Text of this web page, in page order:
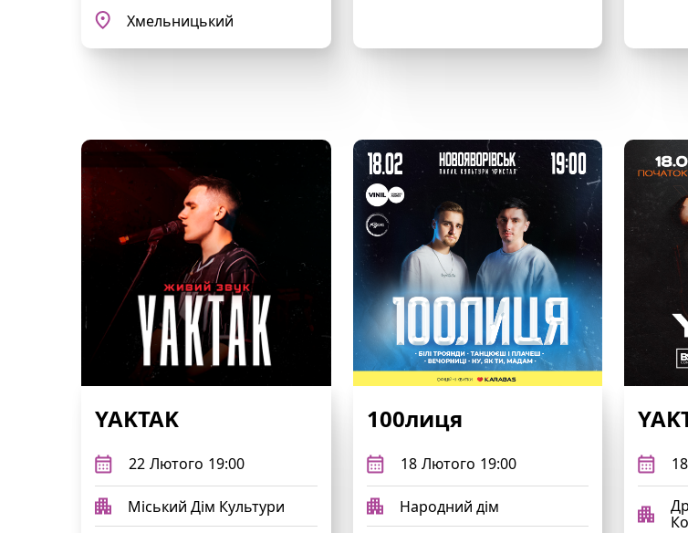
Хмельницький
YAKTAK
22 Лютого 19:00
Міський Дім Культури
100лиця
18 Лютого 19:00
Народний дім
18